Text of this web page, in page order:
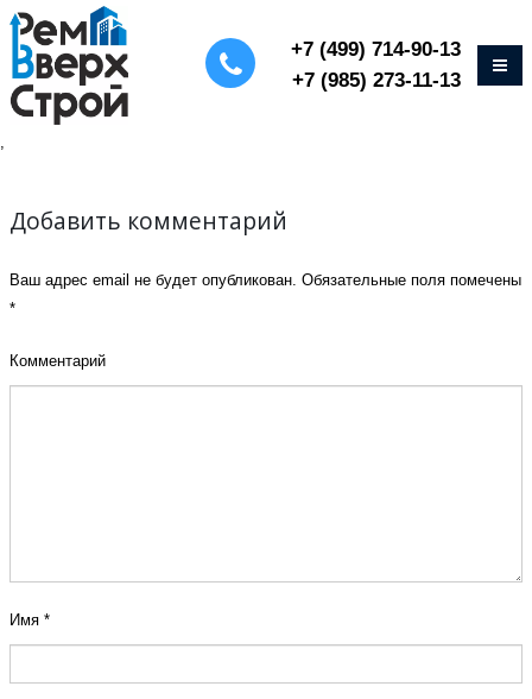
+7 (499) 714-90-13
+7 (985) 273-11-13
,
Добавить комментарий
Ваш адрес email не будет опубликован. Обязательные поля помечены
*
Комментарий
Имя *